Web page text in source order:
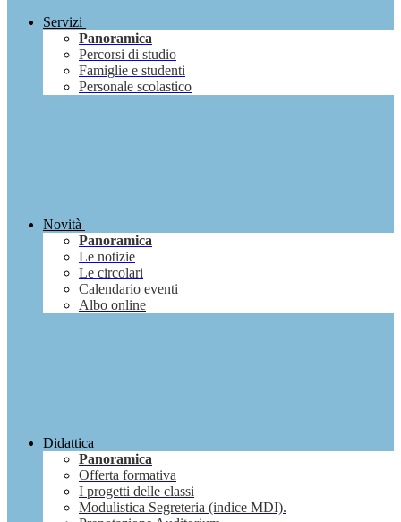
Servizi
Panoramica
Percorsi di studio
Famiglie e studenti
Personale scolastico
Novità
Panoramica
Le notizie
Le circolari
Calendario eventi
Albo online
Didattica
Panoramica
Offerta formativa
I progetti delle classi
Modulistica Segreteria (indice MDI).